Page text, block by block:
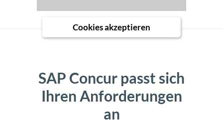
Cookies akzeptieren
SAP Concur passt sich
Ihren Anforderungen
an